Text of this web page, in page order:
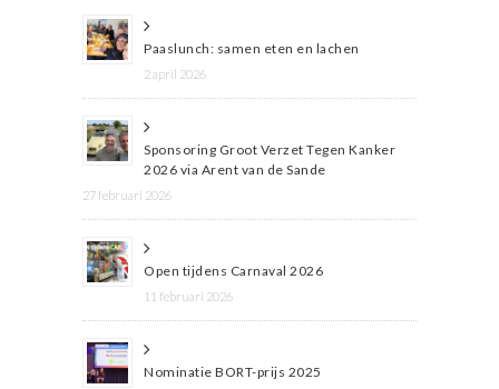
Paaslunch: samen eten en lachen
2 april 2026
Sponsoring Groot Verzet Tegen Kanker
2026 via Arent van de Sande
27 februari 2026
Open tijdens Carnaval 2026
11 februari 2026
Nominatie BORT-prijs 2025